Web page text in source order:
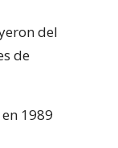
del
de
1989